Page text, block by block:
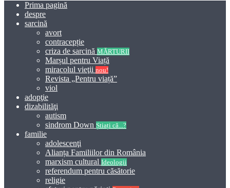
Prima pagină
despre
sarcină
avort
contracepție
criza de sarcină MĂRTURII
Marșul pentru Viață
miracolul vieţii nou!
Revista „Pentru viață”
viol
adopţie
dizabilităţi
autism
sindrom Down Știați că...?
familie
adolescenţi
Alianța Familiilor din România
marxism cultural Ideologii
referendum pentru căsătorie
religie